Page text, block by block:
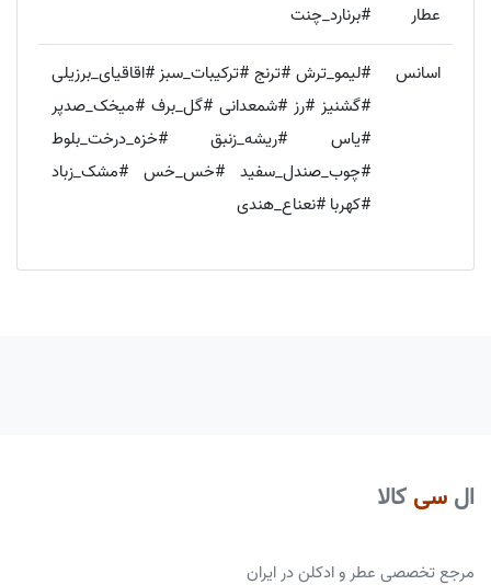
عطار #برنارد_چنت
اسانس
#لیمو_ترش #ترنج #ترکیبات_سبز #اقاقیای_برزیلی
#گشنیز #رز #شمعدانی #گل_برف #میخک_صدپر
#یاس #ریشه_زنبق #خزه_درخت_بلوط
#چوب_صندل_سفید #خس_خس #مشک_زباد
#کهربا #نعناع_هندی
ال سی کالا
مرجع تخصصی عطر و ادکلن در ایران